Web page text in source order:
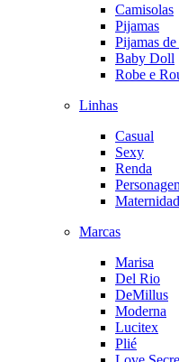
Camisolas
Pijamas
Pijamas
Baby Doll
Robe e
Linhas
Casual
Sexy
Renda
Marcas
Marisa
Del Rio
DeMillus
Moderna
Lucitex
Plié